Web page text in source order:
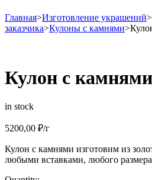
Главная>Изготовление украшений>
заказчика>Кулоны с камнями>
Кулон с камнями
in stock
5200,00 ₽/г
Кулон с камнями изготовим из
любыми вставками, любого размера